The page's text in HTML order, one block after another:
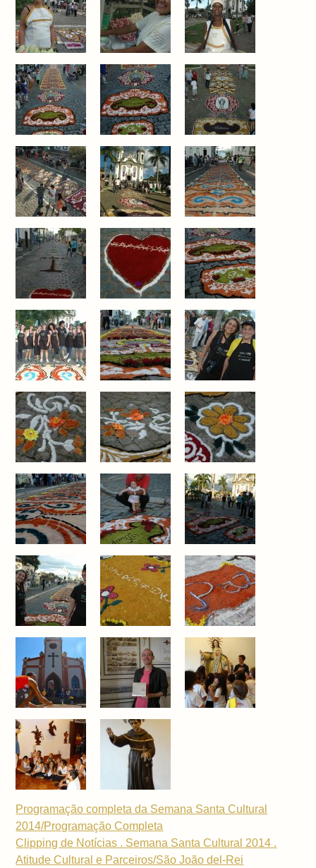
Programação completa da Semana Santa Cultural
2014/Programação Completa
Clipping de Notícias . Semana Santa Cultural 2014 .
Atitude Cultural e Parceiros/São João del-Rei